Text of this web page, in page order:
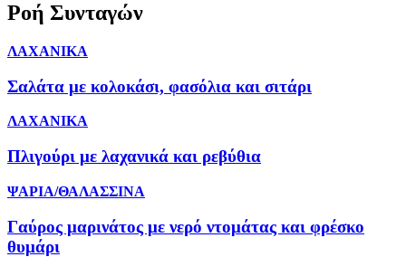
Ροή Συνταγών
ΛΑΧΑΝΙΚΑ
Σαλάτα με κολοκάσι, φασόλια και σιτάρι
ΛΑΧΑΝΙΚΑ
Πλιγούρι με λαχανικά και ρεβύθια
ΨΑΡΙΑ/ΘΑΛΑΣΣΙΝΑ
Γαύρος μαρινάτος με νερό ντομάτας και φρέσκο
θυμάρι